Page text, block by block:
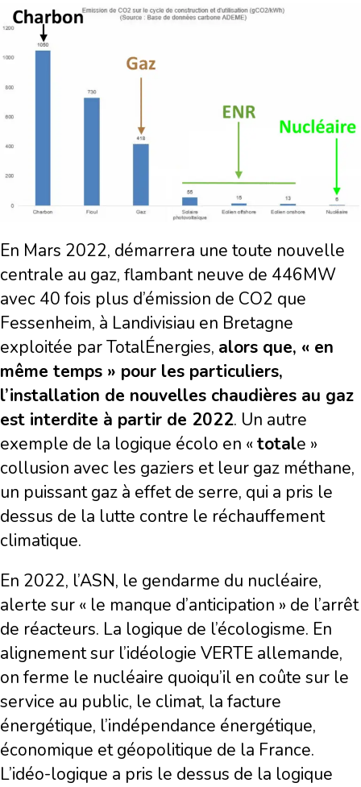
En Mars 2022, démarrera une toute nouvelle
centrale au gaz, flambant neuve de 446MW
avec 40 fois plus d’émission de CO2 que
Fessenheim, à Landivisiau en Bretagne
exploitée par TotalÉnergies, alors que, « en
même temps » pour les particuliers,
l’installation de nouvelles chaudières au gaz
est interdite à partir de 2022. Un autre
exemple de la logique écolo en « totale »
collusion avec les gaziers et leur gaz méthane,
un puissant gaz à effet de serre, qui a pris le
dessus de la lutte contre le réchauffement
climatique.
En 2022, l’ASN, le gendarme du nucléaire,
alerte sur « le manque d’anticipation » de l’arrêt
de réacteurs. La logique de l’écologisme. En
alignement sur l’idéologie VERTE allemande,
on ferme le nucléaire quoiqu’il en coûte sur le
service au public, le climat, la facture
énergétique, l’indépendance énergétique,
économique et géopolitique de la France.
L’idéo-logique a pris le dessus de la logique